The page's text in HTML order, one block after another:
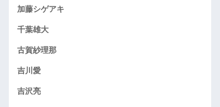
加藤シゲアキ
千葉雄大
古賀紗理那
吉川愛
吉沢亮